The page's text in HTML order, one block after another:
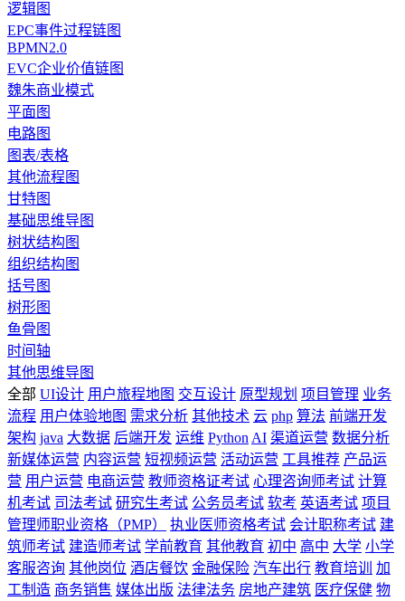
逻辑图
EPC事件过程链图
BPMN2.0
EVC企业价值链图
魏朱商业模式
平面图
电路图
图表/表格
其他流程图
甘特图
基础思维导图
树状结构图
组织结构图
括号图
树形图
鱼骨图
时间轴
其他思维导图
全部 UI设计 用户旅程地图 交互设计 原型规划 项目管理 业务
流程 用户体验地图 需求分析 其他技术 云 php 算法 前端开发
架构 java 大数据 后端开发 运维 Python AI 渠道运营 数据分析
新媒体运营 内容运营 短视频运营 活动运营 工具推荐 产品运
营 用户运营 电商运营 教师资格证考试 心理咨询师考试 计算
机考试 司法考试 研究生考试 公务员考试 软考 英语考试 项目
管理师职业资格（PMP）
执业医师资格考试 会计职称考试 建
筑师考试 建造师考试 学前教育 其他教育 初中 高中 大学 小学
客服咨询 其他岗位 酒店餐饮 金融保险 汽车出行 教育培训
加
工制造 商务销售 媒体出版 法律法务 房地产建筑 医疗保健 物